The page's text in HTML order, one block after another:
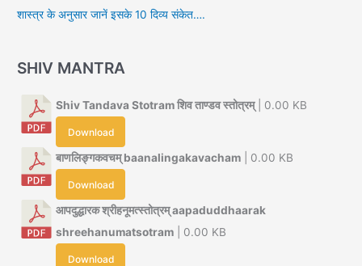
शास्त्र के अनुसार जानें इसके 10 दिव्य संकेत….
SHIV MANTRA
Shiv Tandava Stotram शिव ताण्डव स्तोत्रम्| 0.00 KB
Download
बाणलिङ्गकवचम् baanalingakavacham | 0.00 KB
Download
आपदुद्धारक श्रीहनूमत्स्तोत्रम् aapaduddhaarak
shreehanumatsotram | 0.00 KB
Download